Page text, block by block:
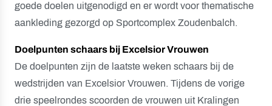
goede doelen uitgenodigd en er wordt voor thematische
aankleding gezorgd op Sportcomplex Zoudenbalch.
Doelpunten schaars bij Excelsior Vrouwen
De doelpunten zijn de laatste weken schaars bij de
wedstrijden van Excelsior Vrouwen. Tijdens de vorige
drie speelrondes scoorden de vrouwen uit Kralingen